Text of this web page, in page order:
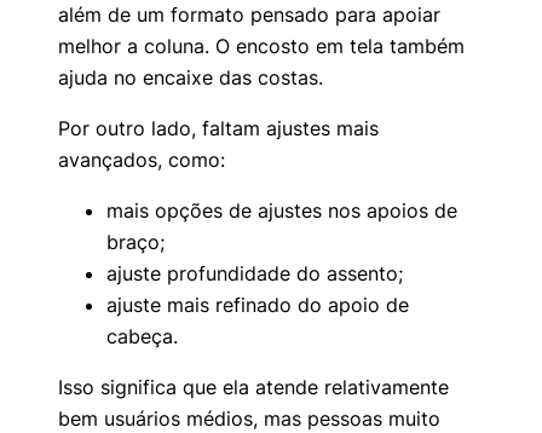
além de um formato pensado para apoiar
melhor a coluna. O encosto em tela também
ajuda no encaixe das costas.
Por outro lado, faltam ajustes mais
avançados, como:
mais opções de ajustes nos apoios de
braço;
ajuste profundidade do assento;
ajuste mais refinado do apoio de
cabeça.
Isso significa que ela atende relativamente
bem usuários médios, mas pessoas muito